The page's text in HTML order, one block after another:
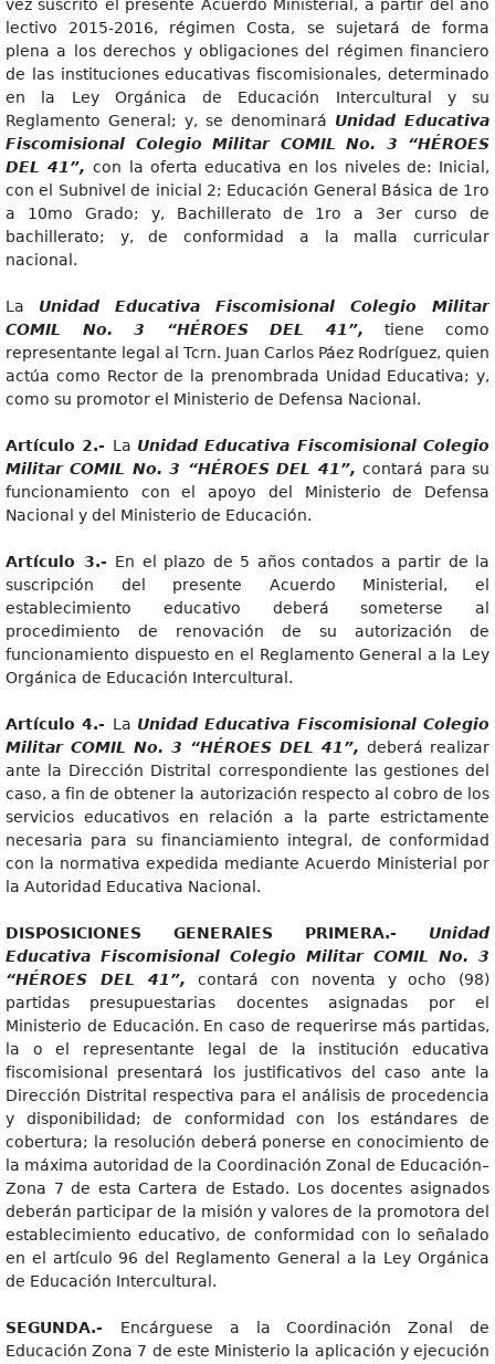
vez suscrito el presente Acuerdo Ministerial, a partir del año
lectivo 2015-2016, régimen Costa, se sujetará de forma
plena a los derechos y obligaciones del régimen financiero
de las instituciones educativas fiscomisionales, determinado
en la Ley Orgánica de Educación Intercultural y su
Reglamento General; y, se denominará Unidad Educativa
Fiscomisional Colegio Militar COMIL No. 3 “HÉROES
DEL 41”,con la oferta educativa en los niveles de: Inicial,
con el Subnivel de inicial 2; Educación General Básica de 1ro
a 10mo Grado; y, Bachillerato de 1ro a 3er curso de
bachillerato; y, de conformidad a la malla curricular
nacional.
La Unidad Educativa Fiscomisional Colegio Militar
COMIL No. 3 “HÉROES DEL 41”,tiene como
representante legal al Tcrn. Juan Carlos Páez Rodríguez, quien
actúa como Rector de la prenombrada Unidad Educativa; y,
como su promotor el Ministerio de Defensa Nacional.
Artícul o 2.- La Unidad Educativa Fiscomisional Colegio
Militar COMIL No. 3 “HÉROES DEL 41”,contará para su
funcionamiento con el apoyo del Ministerio de Defensa
Nacional y del Ministerio de Educación.
Artícul o 3.- En el plazo de 5 años contados a partir de la
suscripción del presente Acuerdo Ministerial, el
establecimiento educativo deberá someterse al
procedimiento de renovación de su autorización de
funcionamiento dispuesto en el Reglamento General a la Ley
Orgánica de Educación Intercultural.
Artícul o 4.- La Unidad Educativa Fiscomisional Colegio
Militar COMIL No. 3 “HÉROES DEL 41”, deberá realizar
ante la Dirección Distrital correspondiente las gestiones del
caso, a fin de obtener la autorización respecto al cobro de los
servicios educativos en relación a la parte estrictamente
necesaria para su financiamiento integral, de conformidad
con la normativa expedida mediante Acuerdo Ministerial por
la Autoridad Educativa Nacional.
DISPOSICIONES GENERAlES PRIMERA.- Unidad
Educativa Fiscomisional Colegio Militar COMIL No. 3
“HÉROES DEL 41”,contará con noventa y ocho (98)
partidas presupuestarias docentes asignadas por el
Ministerio de Educación. En caso de requerirse más partidas,
la o el representante legal de la institución educativa
fiscomisional presentará los justificativos del caso ante la
Dirección Distrital respectiva para el análisis de procedencia
y disponibilidad; de conformidad con los estándares de
cobertura; la resolución deberá ponerse en conocimiento de
la máxima autoridad de la Coordinación Zonal de Educación–
Zona 7 de esta Cartera de Estado. Los docentes asignados
deberán participar de la misión y valores de la promotora del
establecimiento educativo, de conformidad con lo señalado
en el artículo 96 del Reglamento General a la Ley Orgánica
de Educación Intercultural.
SEGUNDA.- Encárguese a la Coordinación Zonal de
Educación Zona 7 de este Ministerio la aplicación y ejecución